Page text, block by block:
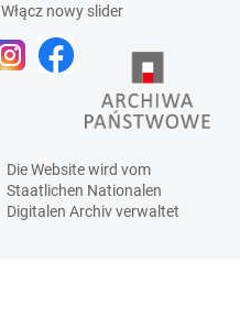
Włącz nowy slider
Die Website wird vom
Staatlichen Nationalen
Digitalen Archivverwaltet